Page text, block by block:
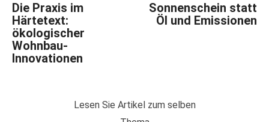
Die Praxis im
Härtetext:
ökologischer
Wohnbau-
Innovationen
Sonnenschein statt
Öl und Emissionen
Lesen Sie Artikel zum selben